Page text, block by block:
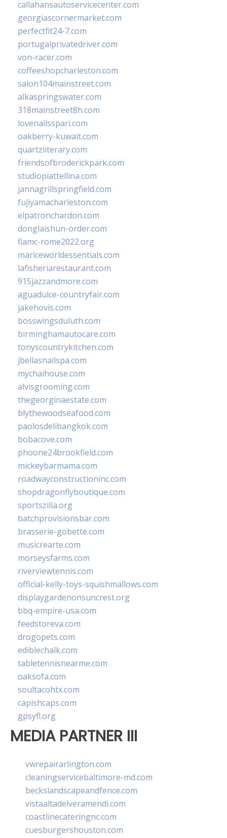
callahansautoservicecenter.com
georgiascornermarket.com
perfectfit24-7.com
portugalprivatedriver.com
von-racer.com
coffeeshopcharleston.com
salon104mainstreet.com
alkaspringswater.com
318mainstreet8h.com
lovenailsspari.com
oakberry-kuwait.com
quartzliterary.com
friendsofbroderickpark.com
studiopiattellina.com
jannagrillspringfield.com
fujiyamacharleston.com
elpatronchardon.com
donglaishun-order.com
fiamc-rome2022.org
mariceworldessentials.com
lafisheriarestaurant.com
915jazzandmore.com
aguadulce-countryfair.com
jakehovis.com
bosswingsduluth.com
birminghamautocare.com
tonyscountrykitchen.com
jbellasnailspa.com
mychaihouse.com
alvisgrooming.com
thegeorginaestate.com
blythewoodseafood.com
paolosdelibangkok.com
bobacove.com
phoone24brookfield.com
mickeybarmama.com
roadwayconstructioninc.com
shopdragonflyboutique.com
sportszilla.org
batchprovisionsbar.com
brasserie-gobette.com
musicrearte.com
morseysfarms.com
riverviewtennis.com
official-kelly-toys-squishmallows.com
displaygardenonsuncrest.org
bbq-empire-usa.com
feedstoreva.com
drogopets.com
ediblechalk.com
tabletennisnearme.com
oaksofa.com
soultacohtx.com
capishcaps.com
gpsyfl.org
MEDIA PARTNER III
vwrepairarlington.com
cleaningservicebaltimore-md.com
beckslandscapeandfence.com
vistaaltadelveramendi.com
coastlinecateringnc.com
cuesburgershouston.com